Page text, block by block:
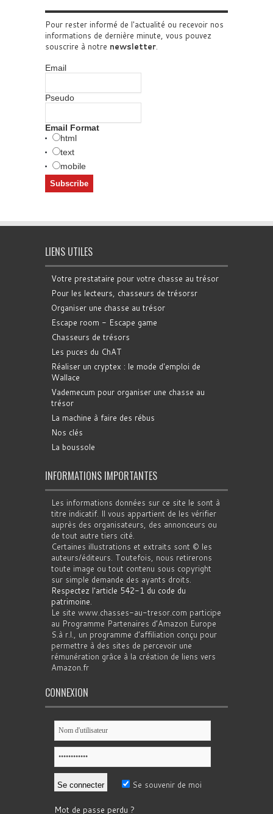
Pour rester informé de l'actualité ou recevoir nos
informations de dernière minute, vous pouvez
souscrire à notre newsletter.
Email
Pseudo
Email Format
html
text
mobile
LIENS UTILES
Votre prestataire pour votre chasse au trésor
Pour les lecteurs, chasseurs de trésorsr
Organiser une chasse au trésor
Escape room - Escape game
Chasseurs de trésors
Les puces du ChAT
Réaliser un cryptex : le mode d'emploi de
Wallace
Vademecum pour organiser une chasse au
trésor
La machine à faire des rébus
Nos clés
La boussole
INFORMATIONS IMPORTANTES
Les informations données sur ce site le sont à
titre indicatif. Il vous appartient de les vérifier
auprès des organisateurs, des annonceurs ou
de tout autre tiers cité.
Certaines illustrations et extraits sont © les
auteurs/éditeurs. Toutefois, nous retirerons
toute image ou tout contenu sous copyright
sur simple demande des ayants droits.
Respectez l'article 542-1 du code du
patrimoine.
Le site www.chasses-au-tresor.com participe
au Programme Partenaires d’Amazon Europe
S.à r.l., un programme d’affiliation conçu pour
permettre à des sites de percevoir une
rémunération grâce à la création de liens vers
Amazon.fr
CONNEXION
Se souvenir de moi
Mot de passe perdu ?